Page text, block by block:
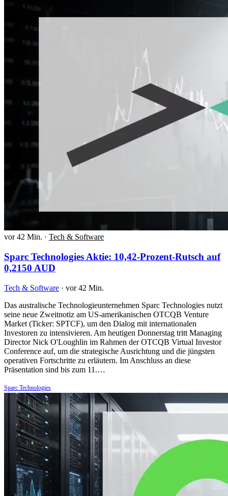
vor 42 Min. · Tech & Software
Sparc Technologies Aktie: 10,42-Prozent-Rutsch auf
0,2150 AUD
Tech & Software · vor 42 Min.
Das australische Technologieunternehmen Sparc Technologies nutzt
seine neue Zweitnotiz am US-amerikanischen OTCQB Venture
Market (Ticker: SPTCF), um den Dialog mit internationalen
Investoren zu intensivieren. Am heutigen Donnerstag tritt Managing
Director Nick O'Loughlin im Rahmen der OTCQB Virtual Investor
Conference auf, um die strategische Ausrichtung und die jüngsten
operativen Fortschritte zu erläutern. Im Anschluss an diese
Präsentation sind bis zum 11.…
Sparc Technologies